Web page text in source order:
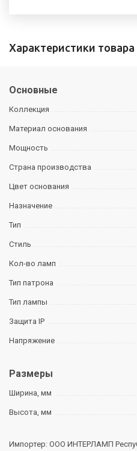
Характеристики товара
Основные
Коллекция
Материал основания
Мощность
Страна производства
Цвет основания
Назначение
Тип
Стиль
Кол-во ламп
Тип патрона
Тип лампы
Защита IP
Напряжение
Размеры
Ширина, мм
Высота, мм
Импортер: ООО ИНТЕРЛАМП